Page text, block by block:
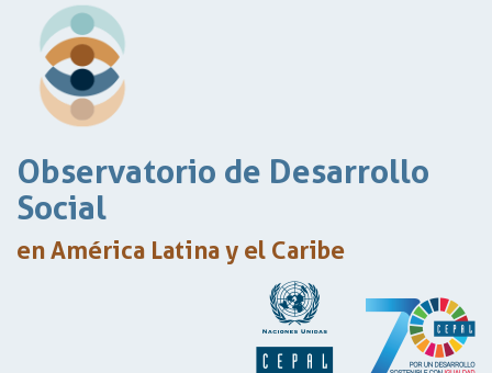
Observatorio de Desarrollo
Social
en América Latina y el Caribe